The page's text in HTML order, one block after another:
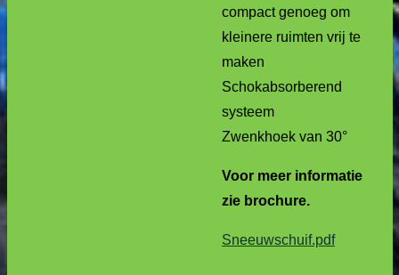
compact genoeg om
kleinere ruimten vrij te
maken
Schokabsorberend
systeem
Zwenkhoek van 30°
Voor meer informatie
zie brochure.
Sneeuwschuif.pdf